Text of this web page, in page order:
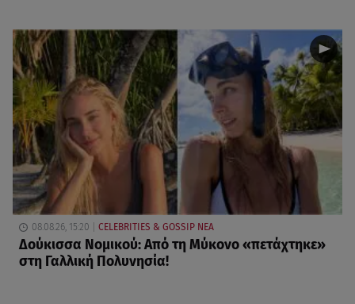
08.08.26, 15:20 CELEBRITIES & GOSSIP ΝΕΑ
Δούκισσα Νομικού: Από τη Μύκονο «πετάχτηκε»
στη Γαλλική Πολυνησία!